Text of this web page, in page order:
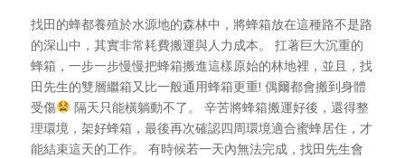
找田的蜂都養殖於水源地的森林中，將蜂箱放在這種路不是路
的深山中，其實非常耗費搬運與人力成本。 扛著巨大沉重的
蜂箱，一步一步慢慢把蜂箱搬進這樣原始的林地裡，並且，找
田先生的雙層繼箱又比一般通用蜂箱更重! 偶爾都會搬到身體
受傷
隔天只能橫躺動不了。 辛苦將蜂箱搬運好後，還得整
理環境，架好蜂箱，最後再次確認四周環境適合蜜蜂居住，才
能結束這天的工作。 有時候若一天內無法完成，找田先生會